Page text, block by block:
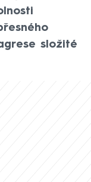
složité